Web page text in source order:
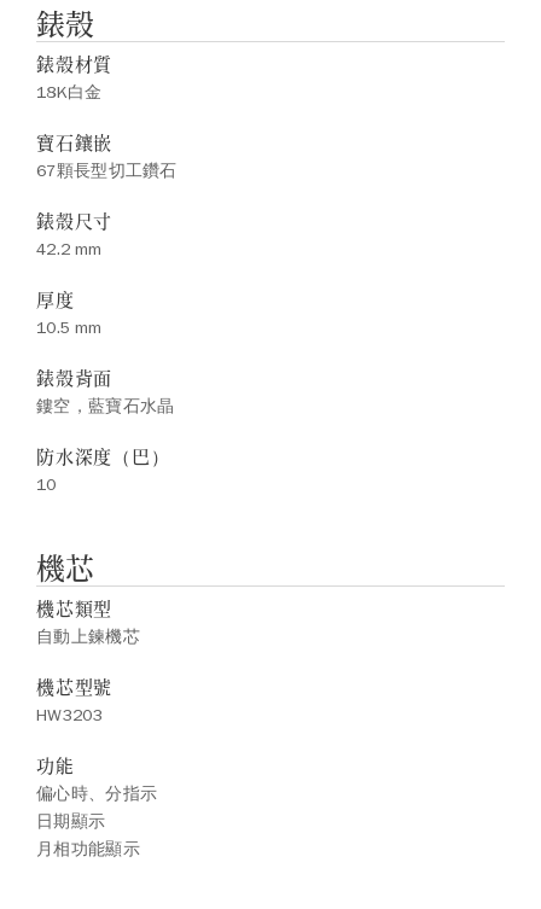
錶殼
錶殼材質
18K白金
寶石鑲嵌
67顆長型切工鑽石
錶殼尺寸
42.2 mm
厚度
10.5 mm
錶殼背面
鏤空，藍寶石水晶
防水深度（巴）
10
機芯
機芯類型
自動上鍊機芯
機芯型號
HW3203
功能
偏心時、分指示
日期顯示
月相功能顯示